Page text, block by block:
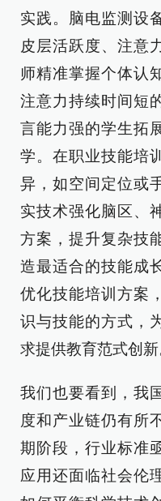
实践。脑电监测设
皮层活跃度、注意
师精准掌握个体认
注意力持续时间短
言能力强的学生拓
学。在职业技能培
异，如空间定位或
实技术强化脑区、
方案，提升复杂技
造最适合的技能成
优化技能培训方案
识与技能的方式，
求提供教育范式创新
我们也要看到，我
度和产业链仍有所
期阶段，行业标准
应用还面临社会伦